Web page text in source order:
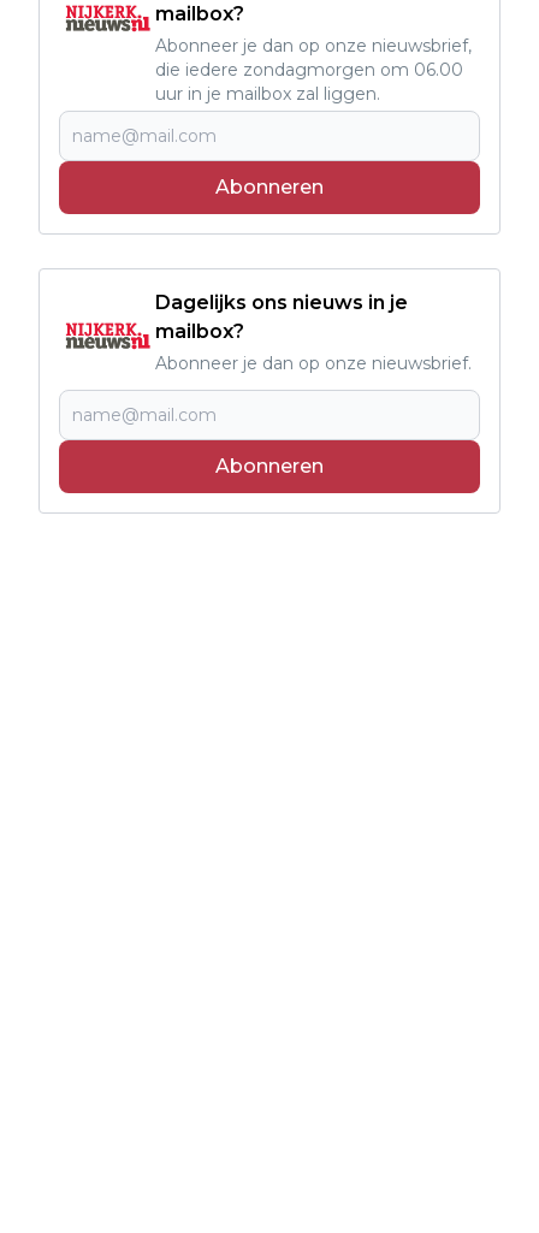
mailbox?
Abonneer je dan op onze nieuwsbrief,
die iedere zondagmorgen om 06.00
uur in je mailbox zal liggen.
Abonneren
Dagelijks ons nieuws in je
mailbox?
Abonneer je dan op onze nieuwsbrief.
Abonneren